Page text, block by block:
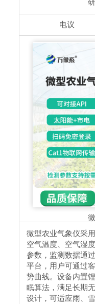
电议
微型农业气象仪采
空气温度、空气湿
参数，监测数据通
平台，用户可通过
势曲线。设备内置
眠算法，满足长期
设计，可适应雨、